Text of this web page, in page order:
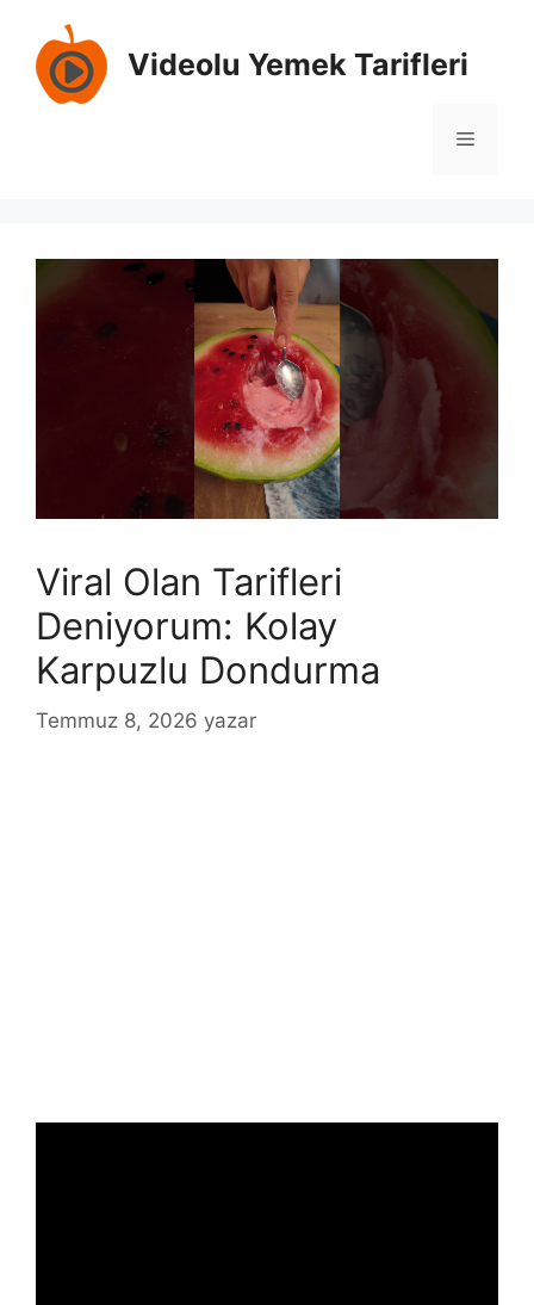
Videolu Yemek Tarifleri
Menü
Viral Olan Tarifleri
Deniyorum: Kolay
Karpuzlu Dondurma
Temmuz 8, 2026 yazar